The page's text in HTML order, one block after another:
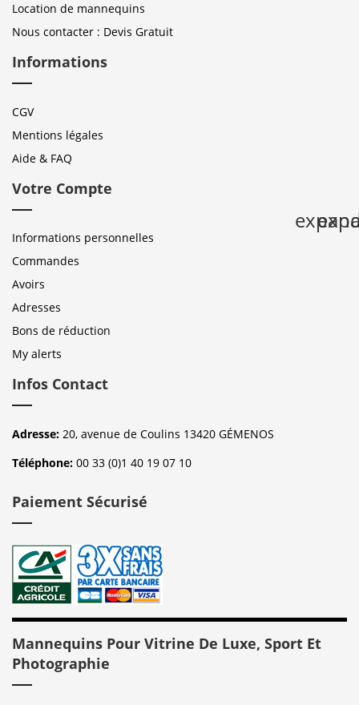
Location de mannequins
Nous contacter : Devis Gratuit
Informations
CGV
Mentions légales
Aide & FAQ
Votre Compte
Informations personnelles
Commandes
Avoirs
Adresses
Bons de réduction
My alerts
Infos Contact
Adresse: 20, avenue de Coulins 13420 GÉMENOS
Téléphone: 00 33 (0)1 40 19 07 10
Paiement Sécurisé
Mannequins Pour Vitrine De Luxe, Sport Et
Photographie